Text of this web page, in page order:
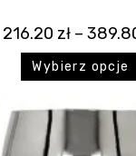
216.20 zł –
Wybierz opcje